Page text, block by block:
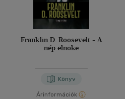
Franklin D. Roosevelt - A
nép elnöke
Könyv
Árinformációk